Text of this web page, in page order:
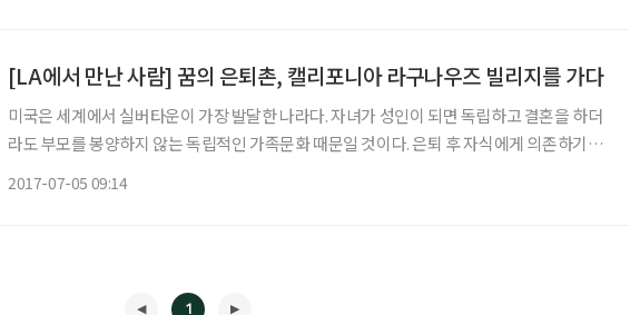
[LA에서 만난 사람] 꿈의 은퇴촌, 캘리포니아 라구나우즈 빌리지를 가다
미국은 세계에서 실버타운이 가장 발달한 나라다. 자녀가 성인이 되면 독립하고 결혼을 하더
라도 부모를 봉양하지 않는 독립적인 가족문화 때문일 것이다. 은퇴 후 자식에게 의존하기보
2017-07-05 09:14
1